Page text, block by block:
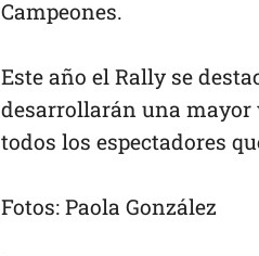
Campeones.
Este año el Rally se
desarrollarán una mayor
todos los espectadores
Fotos: Paola González